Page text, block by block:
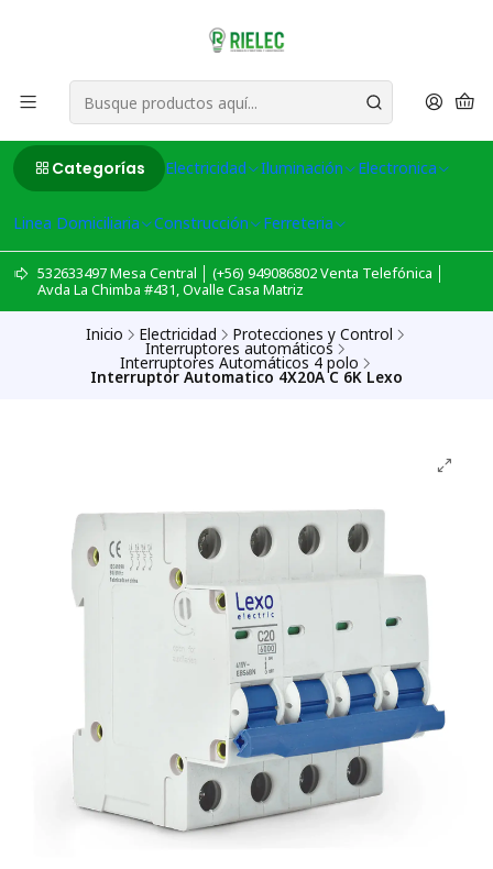
Categorías Electricidad Iluminación Electronica
Linea Domiciliaria Construcción Ferreteria
532633497 Mesa Central │ (+56) 949086802 Venta Telefónica │
Avda La Chimba #431, Ovalle Casa Matriz
Inicio Electricidad Protecciones y Control
Interruptores automáticos
Interruptores Automáticos 4 polo
Interruptor Automatico 4X20A C 6K Lexo